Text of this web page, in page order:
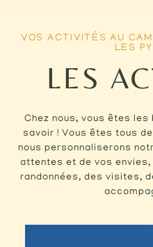
VOS ACTIVITÉS AU
LES
LES
Chez nous, vous êtes
savoir ! Vous êtes tous
nous personnaliserons
attentes et de vos envies,
randonnées, des visites,